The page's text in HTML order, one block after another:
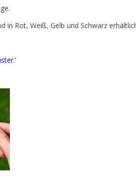
in Rot, Weiß, Gelb und Schwarz